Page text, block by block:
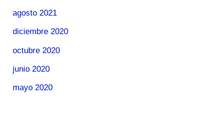
agosto 2021
diciembre 2020
octubre 2020
junio 2020
mayo 2020